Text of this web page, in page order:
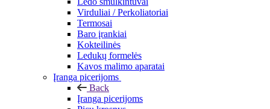
Virduliai / Perkoliatoriai
Termosai
Baro įrankiai
Kokteilinės
Ledukų formelės
Kavos malimo aparatai
Įranga picerijoms
Back
Įranga picerijoms